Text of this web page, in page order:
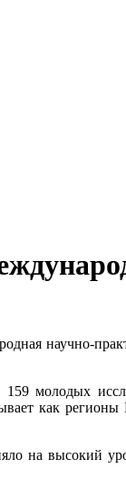
научно-
молодых
как
на высокий